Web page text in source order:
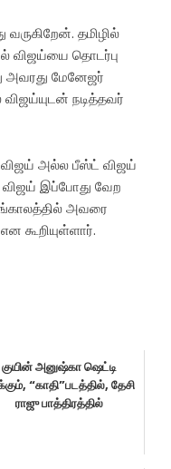
தமிழில்
விஜய்யை தொடர்பு
மேனேஜர்
நடித்தவர்
அல்ல பீஸ்ட் விஜய்
இப்போது வேற
அவரை
கூறியுள்ளார்.
குயின் அனுஷ்கா ஷெட்டி
“காதி”படத்தில், தேசி
ராஜு பாத்திரத்தில்